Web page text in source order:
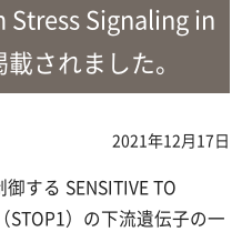
Stress Signaling in
されました。
2021年12月17日
する SENSITIVE TO
STOP1）の下流遺伝子の一